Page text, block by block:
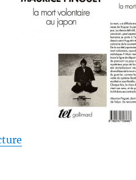
de « La mort volontaire